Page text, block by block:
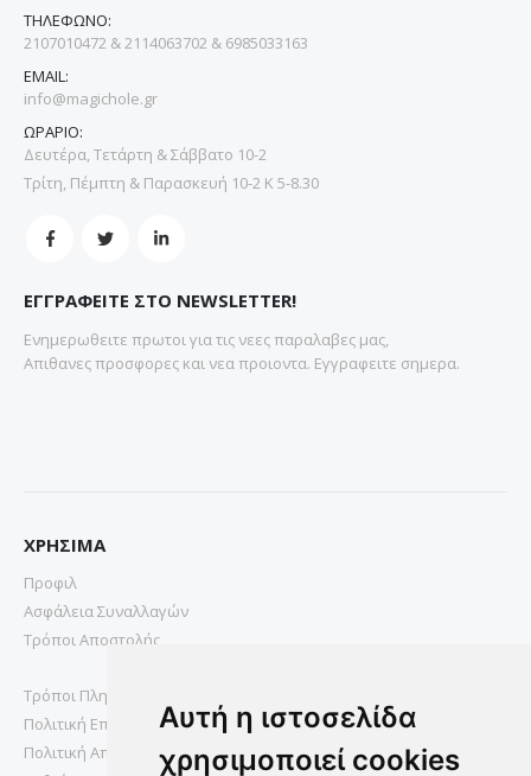
Αυτή η ιστοσελίδα
χρησιμοποιεί cookies
ΤΗΛΕΦΩΝΟ:
2107010472 & 2114063702 & 6985033163
EMAIL:
info@magichole.gr
ΩΡΑΡΙΟ:
Δευτέρα, Τετάρτη & Σάββατο 10-2
Τρίτη, Πέμπτη & Παρασκευή 10-2 Κ 5-8.30
ΕΓΓΡΑΦΕΙΤΕ ΣΤΟ NEWSLETTER!
Ενημερωθειτε πρωτοι για τις νεες παραλαβες μας,
Απιθανες προσφορες και νεα προιοντα. Εγγραφειτε σημερα.
ΧΡΗΣΙΜΑ
Προφιλ
Ασφάλεια Συναλλαγών
Τρόποι Αποστολής
Τρόποι Πληρωμής
Πολιτική Επιστροφών
Πολιτική Απορρήτου